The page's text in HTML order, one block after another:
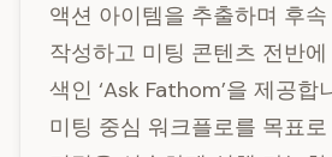
액션 아이템을 추출하며 후
작성하고 미팅 콘텐츠 전반
색인 ‘Ask Fathom’을 제공합
미팅 중심 워크플로를 목표